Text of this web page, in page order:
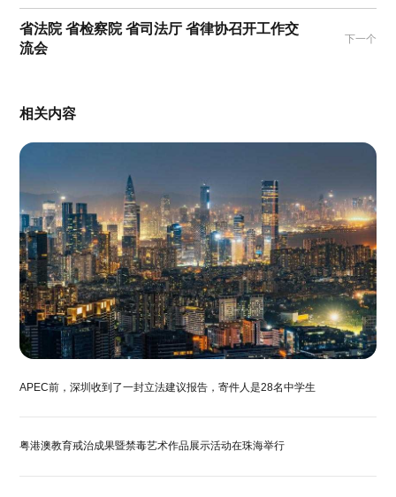
省法院 省检察院 省司法厅 省律协召开工作交
流会
下一个
相关内容
APEC前，深圳收到了一封立法建议报告，寄件人是28名中学生
粤港澳教育戒治成果暨禁毒艺术作品展示活动在珠海举行